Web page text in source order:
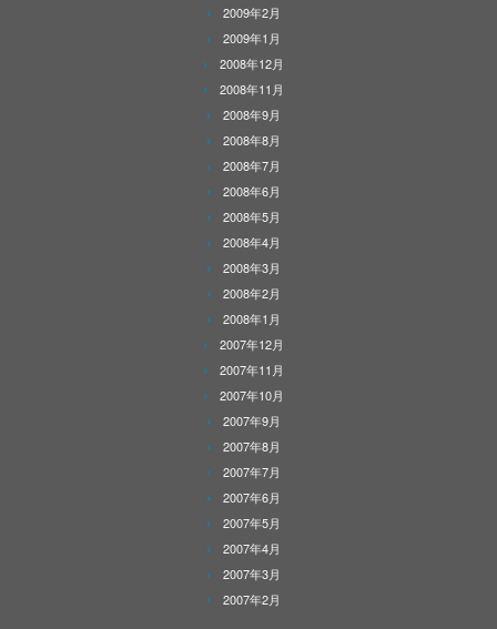
2009年2月
2009年1月
2008年12月
2008年11月
2008年9月
2008年8月
2008年7月
2008年6月
2008年5月
2008年4月
2008年3月
2008年2月
2008年1月
2007年12月
2007年11月
2007年10月
2007年9月
2007年8月
2007年7月
2007年6月
2007年5月
2007年4月
2007年3月
2007年2月